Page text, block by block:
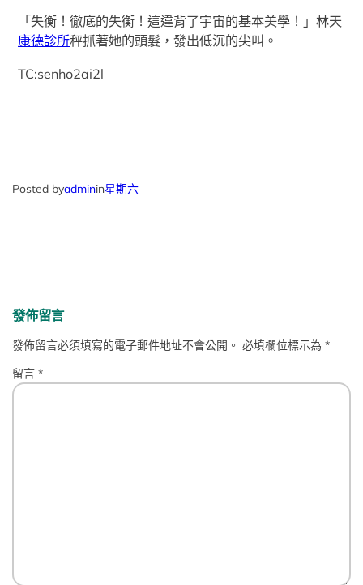
「失衡！徹底的失衡！這違背了宇宙的基本美學！」林天
康德診所秤抓著她的頭髮，發出低沉的尖叫。
TC:senho2ai2l
Posted byadminin星期六
發佈留言
發佈留言必須填寫的電子郵件地址不會公開。 必填欄位標示為*
留言*